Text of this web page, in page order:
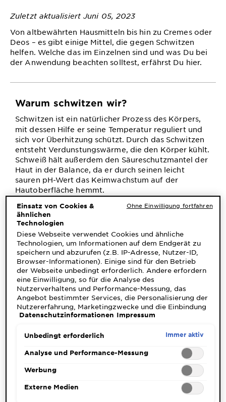
Inhaltsstoffe
Neu!
Garnier x
Gisele
Nachhaltigkeit
Cruelty Free
International
Eco
Beauty
Score
Zuletzt aktualisiert Juni 05, 2023
Von altbewährten Hausmitteln bis hin zu Cremes oder
Deos – es gibt einige Mittel, die gegen Schwitzen
helfen. Welche das im Einzelnen sind und was Du bei
der Anwendung beachten solltest, erfährst Du hier.
Warum schwitzen wir?
Schwitzen ist ein natürlicher Prozess des Körpers,
mit dessen Hilfe er seine Temperatur reguliert und
sich vor Überhitzung schützt. Durch das Schwitzen
entsteht Verdunstungswärme, die den Körper kühlt.
Schweiß hält außerdem den Säureschutzmantel der
Haut in der Balance, da er durch seinen leicht
sauren pH-Wert das Keimwachstum auf der
Hautoberfläche hemmt.
Deo – Der Klassiker
Die Wahrscheinlichkeit, dass Du ein Deo
verwendest, ist groß. Kein Wunder, denn Deo ist
wohl das am weitesten verbreitete Mittel gegen
Schwitzen. Wie bei allen Pflegeprodukten gibt es
auch bei Deos unterschiedliche Formeln und
Wirkstoffe. So findest Du problemlos ein Deo, das
perfekt auf Deine Bedürfnisse abgestimmt ist.
Tipp:Formeln, die natürliches Mineralite enthalten,
haben einen besonders starken und
natürlicher Wirkstoff vulkanischen Ursprungs.
Deo gegen Achselgeruch
Schweiß besteht zu 99 % aus Wasser und zu einem 1
% aus Salzen und Spuren von Harnstoff, Fettsäuren,
Einsatz von Cookies &
ähnlichen
Technologien
Diese Webseite verwendet Cookies und ähnliche
Technologien, um Informationen auf dem Endgerät zu
speichern und abzurufen (z.B. IP-Adresse, Nutzer-ID,
Browser-Informationen). Einige sind für den Betrieb
der Webseite unbedingt erforderlich. Andere erfordern
eine Einwilligung, so für die Analyse des
Nutzerverhaltens und Performance-Messung, das
Angebot bestimmter Services, die Personalisierung der
Nutzererfahrung, Marketingzwecke und die Einbindung
externer Medien. Nicht unbedingt erforderliche Cookies
abgelehnt ("Ohne Einwilligung fortfahren")
sind ebenfalls möglich und speicherbar ("Auswahl
speichern"). Die Auswahl kann jederzeit unter dem Link
"Cookie-Einstellungen" angepasst werden. Für weitere
Informationen s. unsere Datenschutzinformationen.
Datenschutzinformationen Impressum
Unbedingt erforderlich Immer aktiv
Analyse und Performance-Messung
Werbung
Externe Medien
Ohne Einwilligung fortfahren